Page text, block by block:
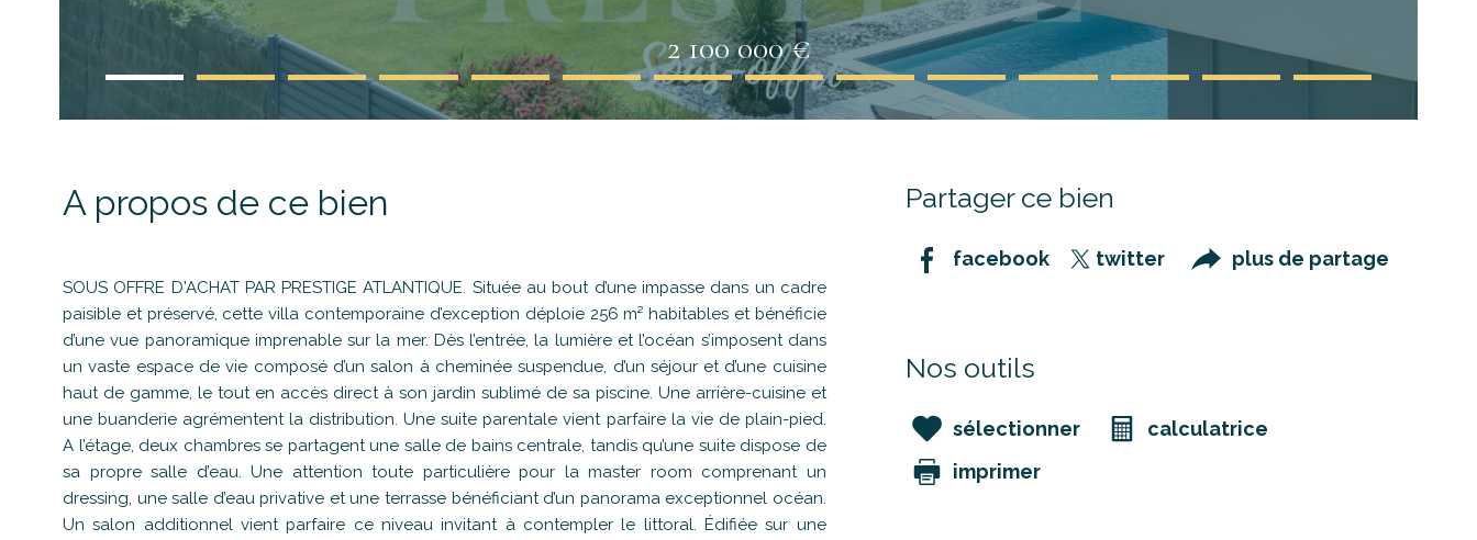
2 100 000 €
A propos de ce bien
SOUS OFFRE D'ACHAT PAR PRESTIGE ATLANTIQUE. Située au bout d’une impasse dans un cadre
paisible et préservé, cette villa contemporaine d’exception déploie 256 m² habitables et bénéficie
d’une vue panoramique imprenable sur la mer. Dès l’entrée, la lumière et l’océan s’imposent dans
un vaste espace de vie composé d’un salon à cheminée suspendue, d’un séjour et d’une cuisine
haut de gamme, le tout en accès direct à son jardin sublimé de sa piscine. Une arrière-cuisine et
une buanderie agrémentent la distribution. Une suite parentale vient parfaire la vie de plain-pied.
A l’étage, deux chambres se partagent une salle de bains centrale, tandis qu’une suite dispose de
sa propre salle d’eau. Une attention toute particulière pour la master room comprenant un
dressing, une salle d’eau privative et une terrasse bénéficiant d’un panorama exceptionnel océan.
Un salon additionnel vient parfaire ce niveau invitant à contempler le littoral. Édifiée sur une
Partager ce bien
facebook twitter plus de partage
Nos outils
sélectionner
calculatrice
imprimer